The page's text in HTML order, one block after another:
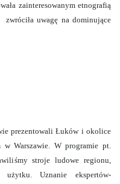
zainteresowanym etnografią
zwróciła uwagę na dominujące
prezentowali Łuków i okolice
w Warszawie. W programie pt.
stroje ludowe regionu,
użytku. Uznanie ekspertów-